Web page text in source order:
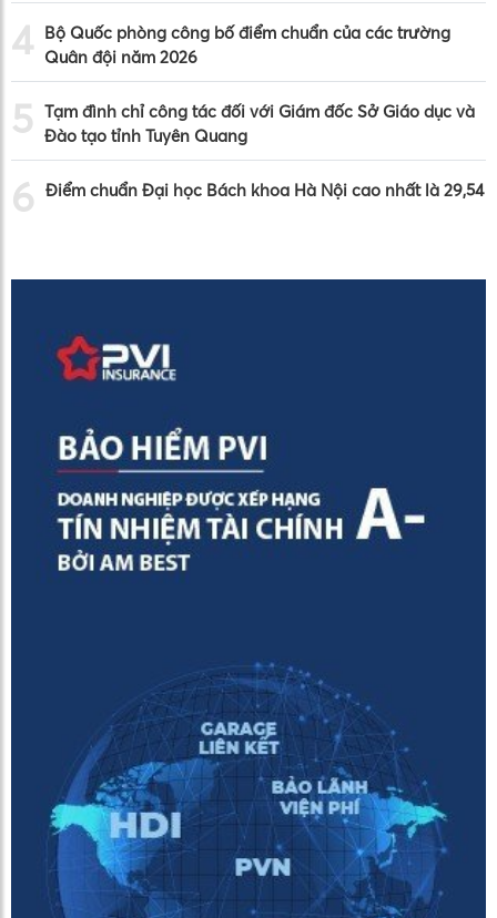
4 Bộ Quốc phòng công bố điểm chuẩn của các trường
Quân đội năm 2026
5 Tạm đình chỉ công tác đối với Giám đốc Sở Giáo dục và
Đào tạo tỉnh Tuyên Quang
6 Điểm chuẩn Đại học Bách khoa Hà Nội cao nhất là 29,54